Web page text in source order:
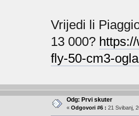
Vrijedi li
13 000?
fly-50-cm3-
Odg: Prvi skuter
« Odgovori #6 : 21 Svibanj,